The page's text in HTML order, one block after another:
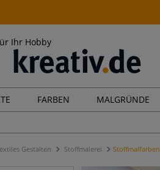
Ihr Hobby
FARBEN MALGRÜNDE
Gestalten Stoffmalerei Stoffmalfarben